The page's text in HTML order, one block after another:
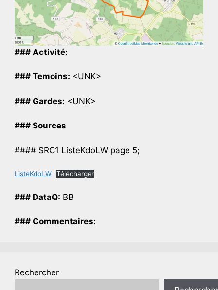
### Activité:
### Temoins: <UNK>
### Gardes: <UNK>
### Sources
#### SRC1 ListeKdoLW page 5;
ListeKdoLW Télécharger
### DataQ: BB
### Commentaires:
Rechercher